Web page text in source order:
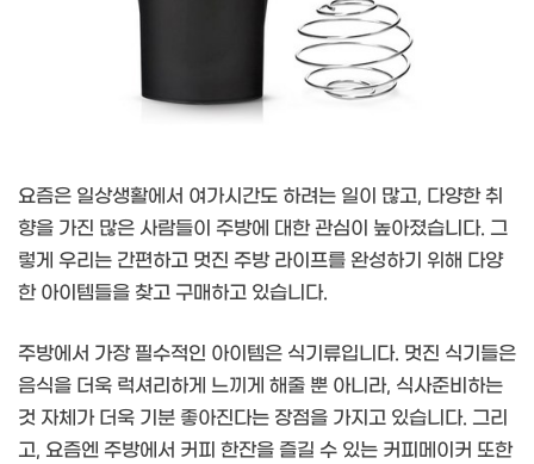
요즘은 일상생활에서 여가시간도 하려는 일이 많고, 다양한 취
향을 가진 많은 사람들이 주방에 대한 관심이 높아졌습니다. 그
렇게 우리는 간편하고 멋진 주방 라이프를 완성하기 위해 다양
한 아이템들을 찾고 구매하고 있습니다.
주방에서 가장 필수적인 아이템은 식기류입니다. 멋진 식기들은
음식을 더욱 럭셔리하게 느끼게 해줄 뿐 아니라, 식사준비하는
것 자체가 더욱 기분 좋아진다는 장점을 가지고 있습니다. 그리
고, 요즘엔 주방에서 커피 한잔을 즐길 수 있는 커피메이커 또한